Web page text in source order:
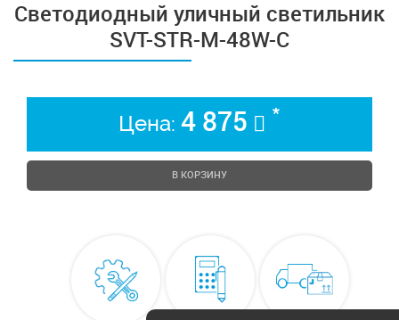
Светодиодный уличный светильник
SVT-STR-M-48W-C
Цена: 4 875 *
В КОРЗИНУ